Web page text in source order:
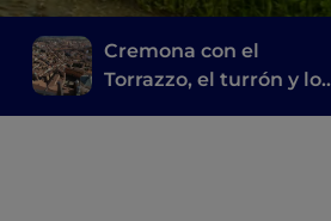
Cremona con el
Torrazzo, el turrón y los